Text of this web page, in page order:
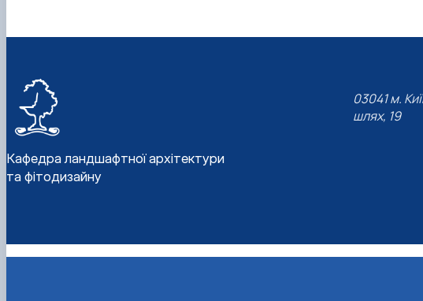
Кафедра ландшафтної архітектури
та фітодизайну
03041 м.
шлях, 19